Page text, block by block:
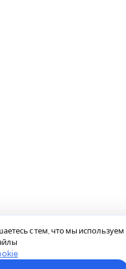
с тем, что мы используем